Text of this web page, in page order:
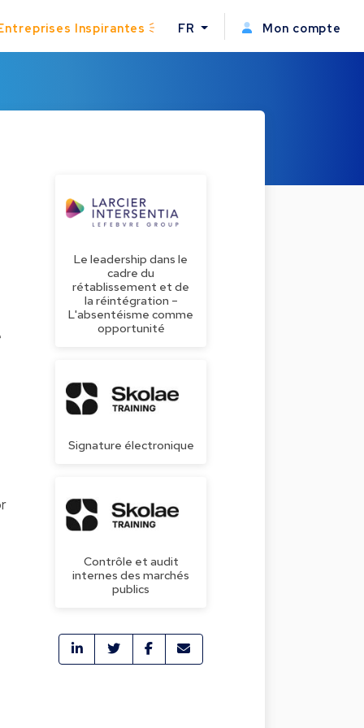
Inspirantes FR Mon compte
Le leadership dans le
cadre du
rétablissement et de
la réintégration –
L'absentéisme comme
opportunité
Signature électronique
Contrôle et audit
internes des marchés
publics